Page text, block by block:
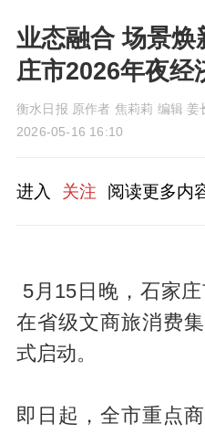
业态融合 场景焕
庄市2026年夜经
衡水日报 原作者 焦莉莉 编辑 姜
2026-05-16 16:10
进入 关注 阅读更多内
5月15日晚，石家
在省级文商旅消费
式启动。
即日起，全市重点